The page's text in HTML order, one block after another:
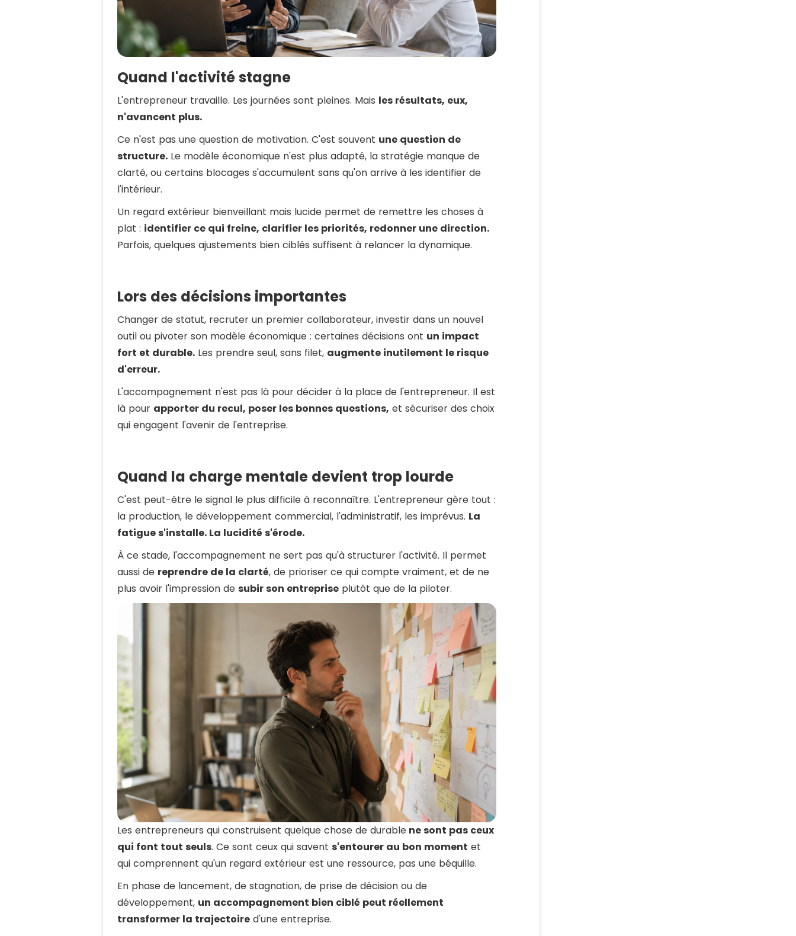
Quand l'activité stagne
L'entrepreneur travaille. Les journées sont pleines. Mais les résultats, eux,
n'avancent plus.
Ce n'est pas une question de motivation. C'est souvent une question de
structure. Le modèle économique n'est plus adapté, la stratégie manque de
clarté, ou certains blocages s'accumulent sans qu'on arrive à les identifier de
l'intérieur.
Un regard extérieur bienveillant mais lucide permet de remettre les choses à
plat : identifier ce qui freine, clarifier les priorités, redonner une direction.
Parfois, quelques ajustements bien ciblés suffisent à relancer la dynamique.
Lors des décisions importantes
Changer de statut, recruter un premier collaborateur, investir dans un nouvel
outil ou pivoter son modèle économique : certaines décisions ont un impact
fort et durable. Les prendre seul, sans filet, augmente inutilement le risque
d'erreur.
L'accompagnement n'est pas là pour décider à la place de l'entrepreneur. Il est
là pour apporter du recul, poser les bonnes questions, et sécuriser des choix
qui engagent l'avenir de l'entreprise.
Quand la charge mentale devient trop lourde
C'est peut-être le signal le plus difficile à reconnaître. L'entrepreneur gère tout :
la production, le développement commercial, l'administratif, les imprévus. La
fatigue s'installe. La lucidité s'érode.
À ce stade, l'accompagnement ne sert pas qu'à structurer l'activité. Il permet
aussi de reprendre de la clarté, de prioriser ce qui compte vraiment, et de ne
plus avoir l'impression de subir son entreprise plutôt que de la piloter.
Les entrepreneurs qui construisent quelque chose de durable ne sont pas ceux
qui font tout seuls. Ce sont ceux qui savent s'entourer au bon moment et
qui comprennent qu'un regard extérieur est une ressource, pas une béquille.
En phase de lancement, de stagnation, de prise de décision ou de
développement, un accompagnement bien ciblé peut réellement
transformer la trajectoire d'une entreprise.